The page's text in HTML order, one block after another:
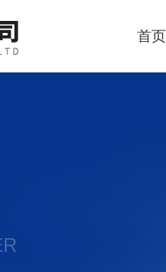
首页